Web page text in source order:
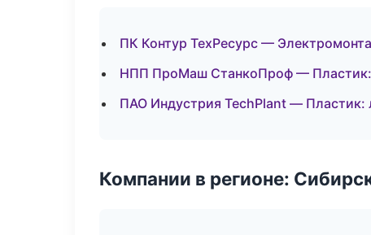
ПК Контур ТехРесурс —
НПП ПроМаш СтанкоПроф — Пластик:
ПАО Индустрия TechPlant — Пластик:
Компании в регионе: